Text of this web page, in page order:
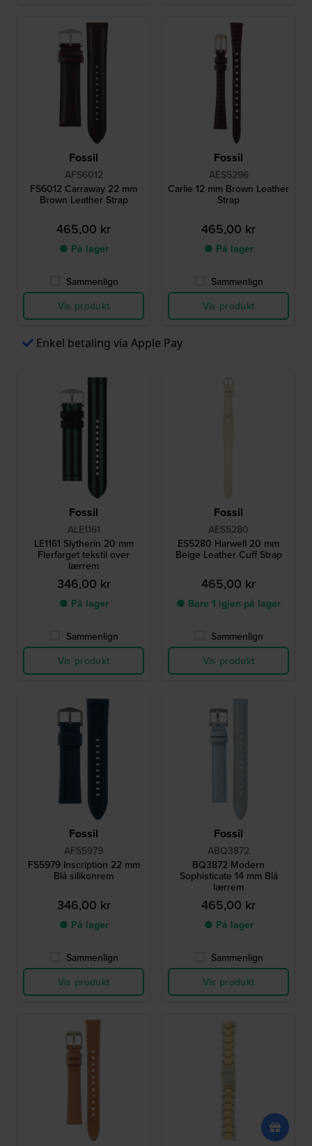
Fossil
AFS6012
FS6012 Carraway 22 mm
Brown Leather Strap
465,00 kr
● På lager
Sammenlign
Vis produkt
Fossil
AES5296
Carlie 12 mm Brown Leather
Strap
465,00 kr
● På lager
Sammenlign
Vis produkt
Enkel betaling via Apple Pay
Fossil
ALE1161
LE1161 Slytherin 20 mm
Flerfarget tekstil over
lærrem
346,00 kr
● På lager
Sammenlign
Vis produkt
Fossil
AES5280
ES5280 Harwell 20 mm
Beige Leather Cuff Strap
465,00 kr
● Bare 1 igjen på lager
Sammenlign
Vis produkt
Fossil
AFS5979
FS5979 Inscription 22 mm
Blå silikonrem
346,00 kr
● På lager
Sammenlign
Vis produkt
Fossil
ABQ3872
BQ3872 Modern
Sophisticate 14 mm Blå
lærrem
465,00 kr
● På lager
Sammenlign
Vis produkt